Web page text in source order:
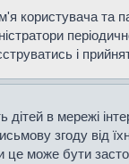
користувача
і
в мережі
згоду від
це може бути